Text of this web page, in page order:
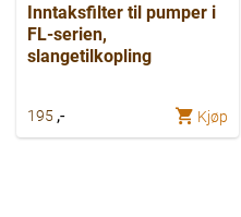
Inntaksfilter til pumper i
FL-serien,
slangetilkopling
195 ,- Kjøp